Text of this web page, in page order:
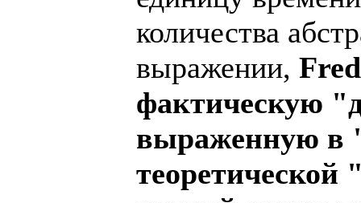
количества
выражении,
фактическую
выраженную в
теоретической